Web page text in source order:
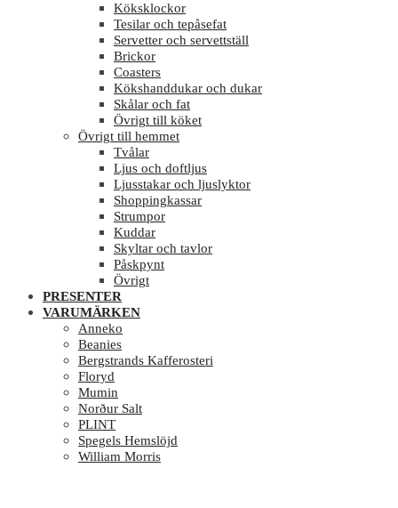
Köksklockor
Tesilar och tepåsefat
Servetter och servettställ
Brickor
Coasters
Kökshanddukar och dukar
Skålar och fat
Övrigt till köket
Övrigt till hemmet
Tvålar
Ljus och doftljus
Ljusstakar och ljuslyktor
Shoppingkassar
Strumpor
Kuddar
Skyltar och tavlor
Påskpynt
Övrigt
PRESENTER
VARUMÄRKEN
Anneko
Beanies
Bergstrands Kafferosteri
Floryd
Mumin
Norður Salt
PLINT
Spegels Hemslöjd
William Morris